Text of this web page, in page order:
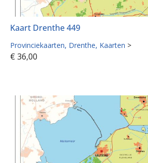
Kaart Drenthe 449
Provinciekaarten Drenthe Kaarten >
€ 36,00